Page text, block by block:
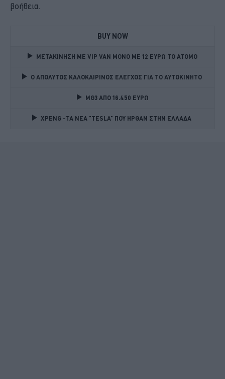
βοήθεια.
BUY NOW
ΜΕΤΑΚΙΝΗΣΗ ΜΕ VIP VAN ΜΟΝΟ ΜΕ 12 ΕΥΡΩ ΤΟ ΑΤΟΜΟ
Ο ΑΠΟΛΥΤΟΣ ΚΑΛΟΚΑΙΡΙΝΟΣ ΕΛΕΓΧΟΣ ΓΙΑ ΤΟ ΑΥΤΟΚΙΝΗΤΟ
MG3 ΑΠΟ 16.450 ΕΥΡΩ
XPENG -ΤΑ ΝΕΑ "TESLA" ΠΟΥ ΗΡΘΑΝ ΣΤΗΝ ΕΛΛΑΔΑ